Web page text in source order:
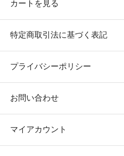
カートを見る
特定商取引法に基づく表記
プライバシーポリシー
お問い合わせ
マイアカウント